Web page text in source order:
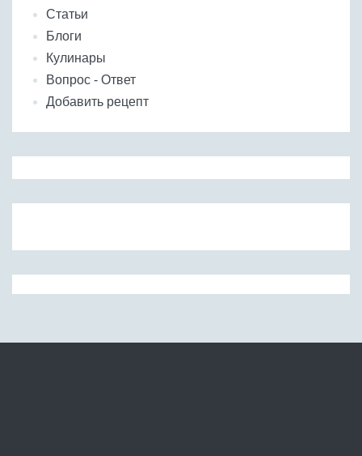
Статьи
Блоги
Кулинары
Вопрос - Ответ
Добавить рецепт